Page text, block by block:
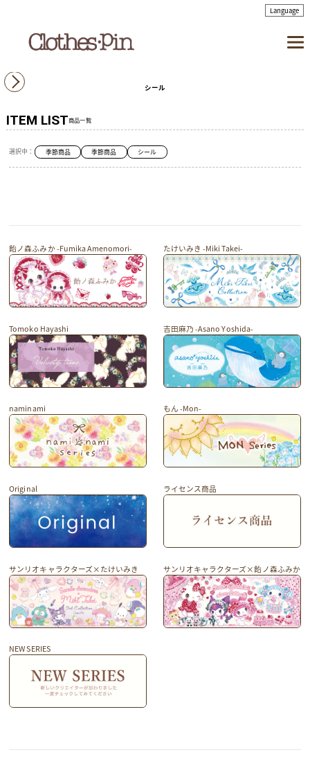
シール
ITEM LIST商品一覧
選択中： 季節商品 季節商品 シール
飴ノ森ふみか -Fumika Amenomori- たけいみき -Miki Takei-
Tomoko Hayashi 吉田麻乃 -Asano Yoshida-
naminami もん -Mon-
Original ライセンス商品
サンリオキャラクターズ×たけいみき サンリオキャラクターズ×飴ノ森ふみか
NEW SERIES